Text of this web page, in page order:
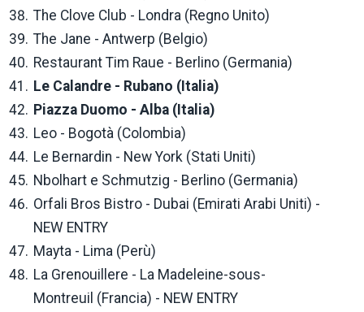
The Clove Club - Londra (Regno Unito)
The Jane - Antwerp (Belgio)
Restaurant Tim Raue - Berlino (Germania)
Le Calandre - Rubano (Italia)
Piazza Duomo - Alba (Italia)
Leo - Bogotà (Colombia)
Le Bernardin - New York (Stati Uniti)
Nbolhart e Schmutzig - Berlino (Germania)
Orfali Bros Bistro - Dubai (Emirati Arabi Uniti) -
NEW ENTRY
Mayta - Lima (Perù)
La Grenouillere - La Madeleine-sous-
Montreuil (Francia) - NEW ENTRY